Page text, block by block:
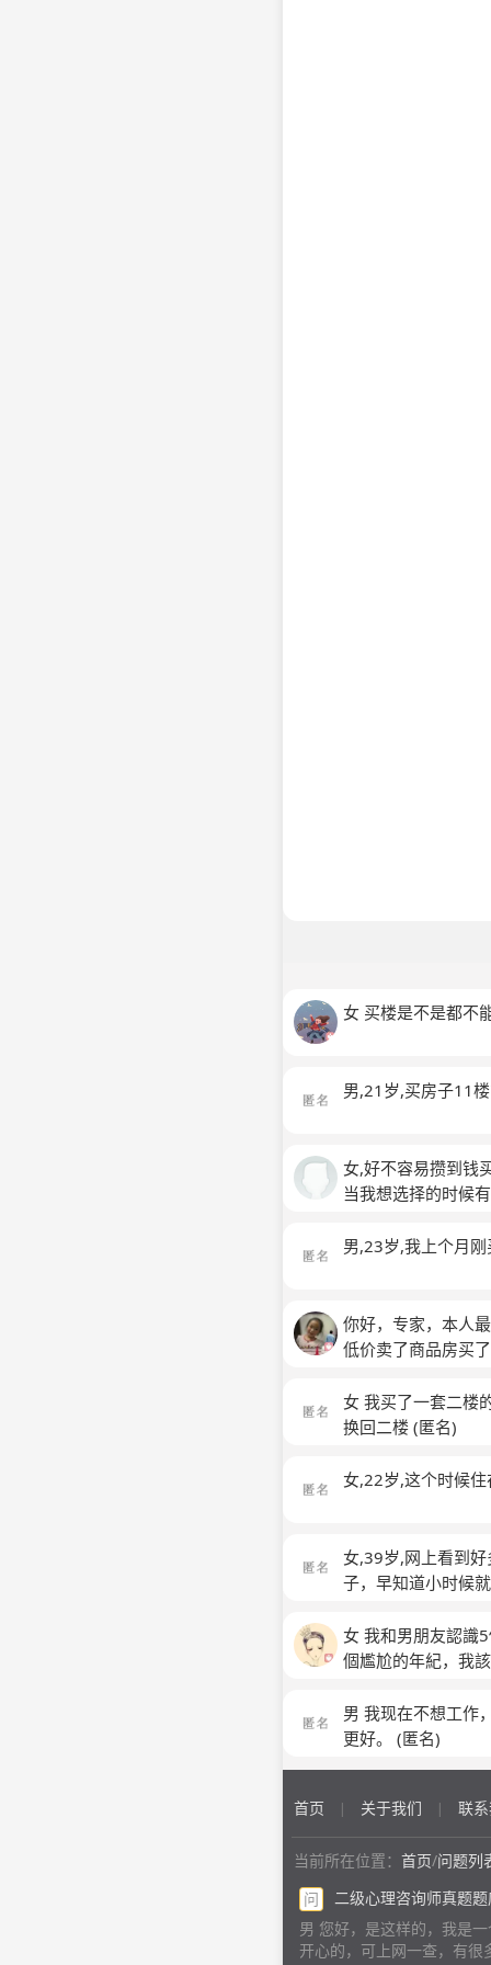
女 买楼是不是都不
男,21岁,买房子11
女,好不容易攒到钱
当我想选择的时候
了。结果被置业顾
男,23岁,我上个月
你好，专家，本人
低价卖了商品房买
我和老公自己想当
现这叫屋煞和路煞
老是醒来，然后脑
女 我买了一套二楼
换回二楼 (匿名)
女,22岁,这个时候
女,39岁,网上看到
子，早知道小时候
名)
女 我和男朋友認識
個尷尬的年紀，我
男 我现在不想工作
更好。 (匿名)
首页 | 关于我们 | 联
当前所在位置： 首页/问题列
问
二级心理咨询师真题
男 您好，是这样的，我是
开心的，可上网一查，有